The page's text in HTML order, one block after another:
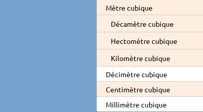
Mètre cubique
Décamètre cubique
Hectomètre cubique
Kilomètre cubique
Décimètre cubique
Centimètre cubique
Millimètre cubique